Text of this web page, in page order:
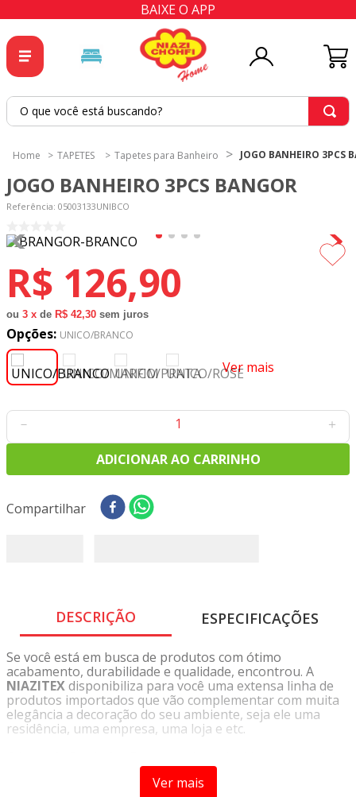
BAIXE O APP
O que você está buscando?
TAPETES Tapetes para Banheiro JOGO BANHEIRO 3PCS
JOGO BANHEIRO 3PCS BANGOR
Referência: 05003133UNIBCO
R$ 126,90
ou 3 x de R$ 42,30 sem juros
Opções: UNICO/BRANCO
Ver mais
＋
－
ADICIONAR AO CARRINHO
Compartilhar
DESCRIÇÃO ESPECIFICAÇÕES
Se você está em busca de produtos com ótimo
acabamento, durabilidade e qualidade, encontrou. A
NIAZITEXdisponibiliza para você uma extensa linha de
produtos importados que vão complementar com muita
elegância a decoração do seu ambiente, seja ele uma
residência, uma empresa, uma loja e etc.
de alta qualidade, garantindo mais conforto e elegância
ao ambiente. Conta com 3 peças no kit suas cores
Ver mais
2 º
tapete
4º
tecido percal
5º
tapetes
tecido tricoline
7º
percal
9º
tecido oxford